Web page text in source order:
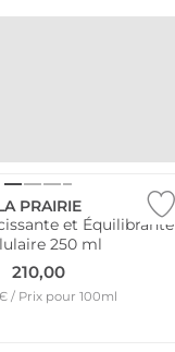
PRAIRIE
et Équilibrante
250 ml
210,00
/ Prix pour 100ml